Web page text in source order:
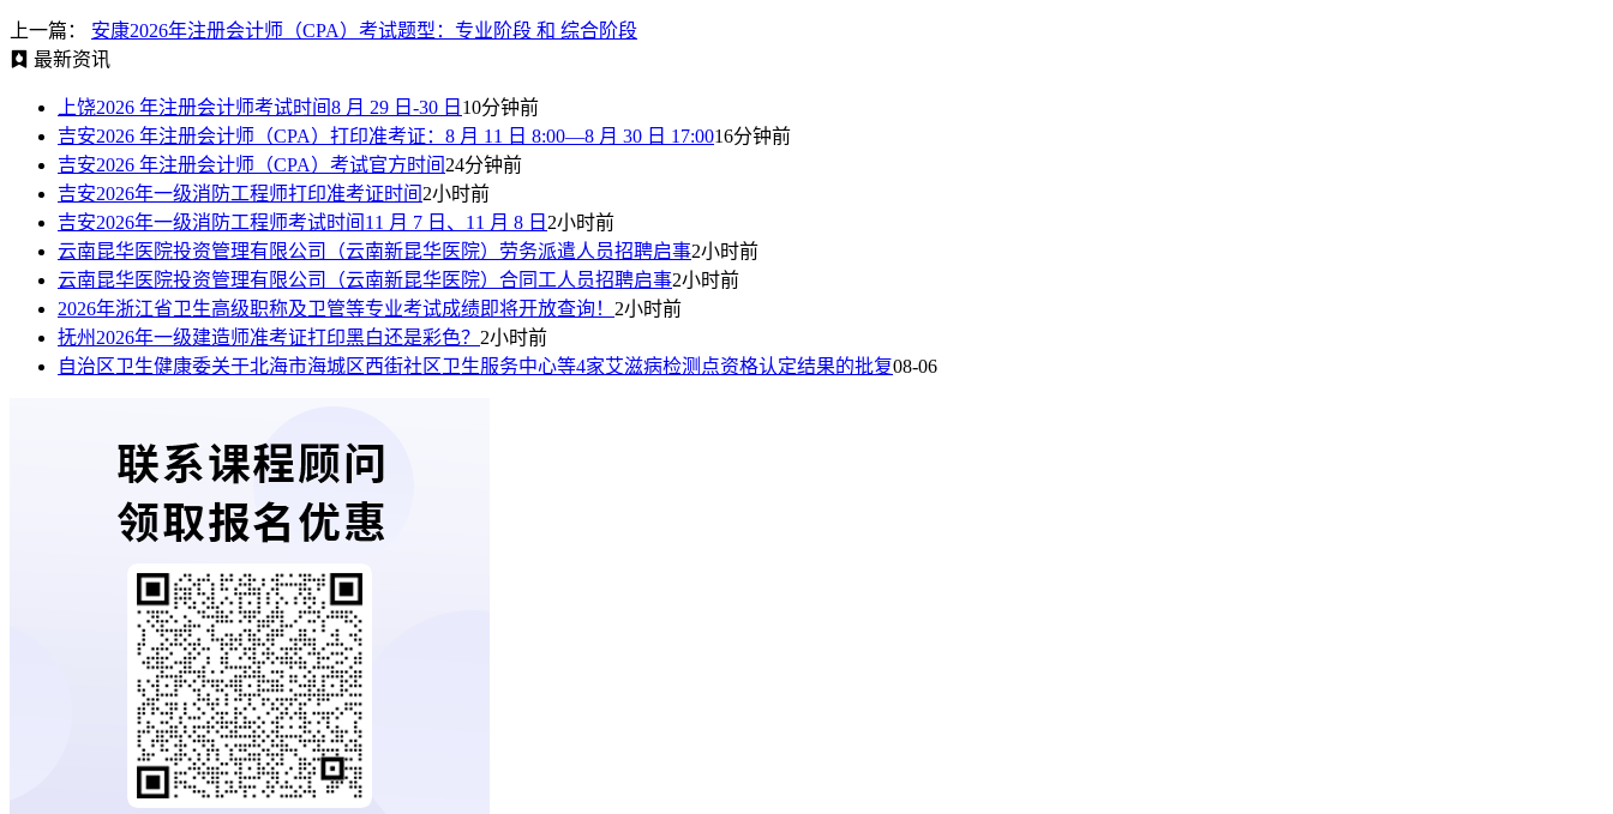
上一篇：
安康2026年注册会计师（CPA）考试题型：专业阶段 和 综合阶段
最新资讯
上饶2026 年注册会计师考试时间8 月 29 日-30 日 10分钟前
吉安2026 年注册会计师（CPA）打印准考证：8 月 11 日 8:00—8 月 30 日 17:0016分钟前
吉安2026 年注册会计师（CPA）考试官方时间24分钟前
吉安2026年一级消防工程师打印准考证时间2小时前
吉安2026年一级消防工程师考试时间11 月 7 日、11 月 8 日 2小时前
云南昆华医院投资管理有限公司（云南新昆华医院）劳务派遣人员招聘启事2小时前
云南昆华医院投资管理有限公司（云南新昆华医院）合同工人员招聘启事2小时前
2026年浙江省卫生高级职称及卫管等专业考试成绩即将开放查询！ 2小时前
抚州2026年一级建造师准考证打印黑白还是彩色？ 2小时前
自治区卫生健康委关于北海市海城区西街社区卫生服务中心等4家艾滋病检测点资格认定结果的批复08-06